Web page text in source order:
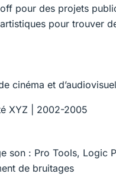
pour des projets
pour trouver
cinéma et
XYZ | 2002-2005
son : Pro Tools, Logic
de bruitages